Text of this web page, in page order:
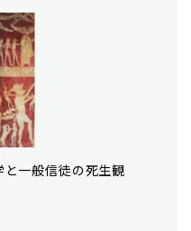
一般信徒の死生観